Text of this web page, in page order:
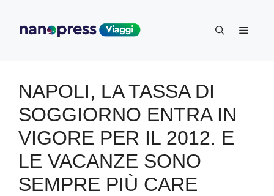
contenuto
Menu
NAPOLI, LA TASSA DI
SOGGIORNO ENTRA IN
VIGORE PER IL 2012. E
LE VACANZE SONO
SEMPRE PIÙ CARE